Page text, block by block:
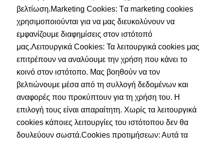
βελτίωση.Marketing Cookies: Tα marketing cookies
χρησιμοποιούνται για να μας διευκολύνουν να
εμφανίζουμε διαφημίσεις στον ιστότοπό
μας.Λειτουργικά Cookies: Τα λειτουργικά cookies μας
επιτρέπουν να αναλύουμε την χρήση που κάνει το
κοινό στον ιστότοπο. Μας βοηθούν να τον
βελτιώνουμε μέσα από τη συλλογή δεδομένων και
αναφορές που προκύπτουν για τη χρήση του. Η
επιλογή τους είναι απαραίτητη. Χωρίς τα λειτουργικά
cookies κάποιες λειτουργίες του ιστότοπου δεν θα
δουλεύουν σωστά.Cookies προτιμήσεων: Αυτά τα